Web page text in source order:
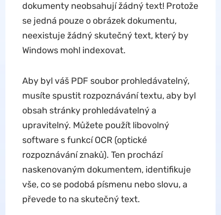
dokumenty neobsahují žádný text! Protože
se jedná pouze o obrázek dokumentu,
neexistuje žádný skutečný text, který by
Windows mohl indexovat.
Aby byl váš PDF soubor prohledávatelný,
musíte spustit rozpoznávání textu, aby byl
obsah stránky prohledávatelný a
upravitelný. Můžete použít libovolný
software s funkcí OCR (optické
rozpoznávání znaků). Ten prochází
naskenovaným dokumentem, identifikuje
vše, co se podobá písmenu nebo slovu, a
převede to na skutečný text.